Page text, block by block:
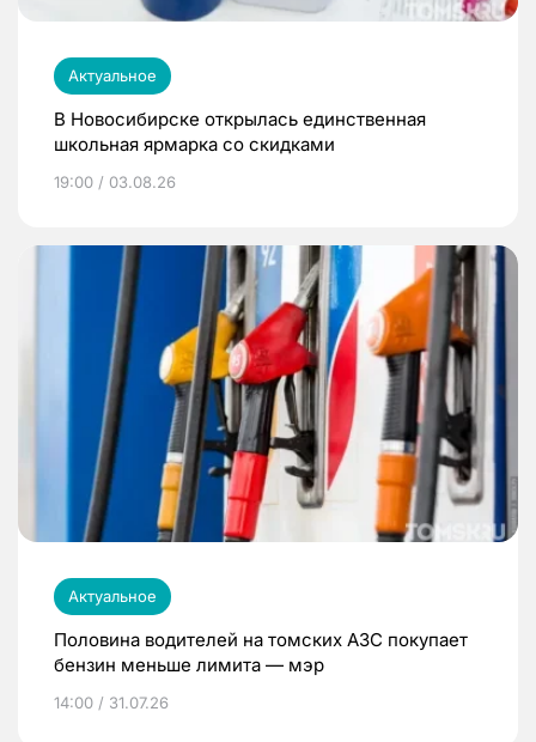
Актуальное
В Новосибирске открылась единственная
школьная ярмарка со скидками
19:00 / 03.08.26
Актуальное
Половина водителей на томских АЗС покупает
бензин меньше лимита — мэр
14:00 / 31.07.26